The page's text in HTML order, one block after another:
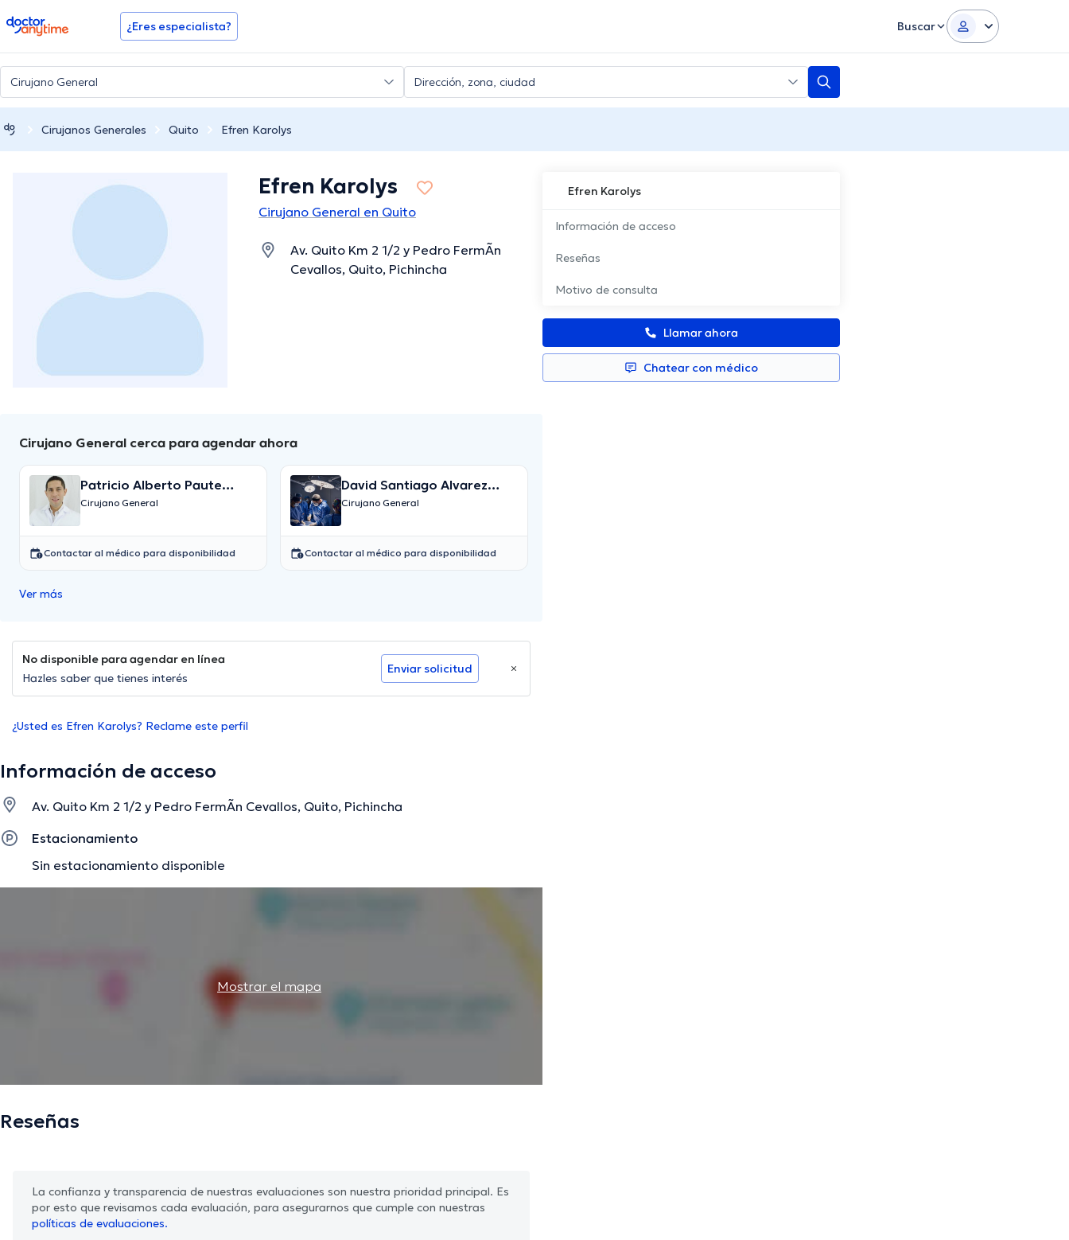
doctoranytime ¿Eres especialista? Buscar
Cirujanos Generales Quito Efren Karolys
Efren Karolys
Información de acceso
Reseñas
Motivo de consulta
Llamar ahora
Chatear con médico
Efren Karolys
Cirujano General en Quito
Av. Quito Km 2 1/2 y Pedro FermÃ­n
Cevallos, Quito, Pichincha
Cirujano General cerca para agendar ahora
Patricio Alberto Paute
Vallejo
Cirujano General
Contactar al médico para disponibilidad
David Santiago Alvarez
Gahona
Cirujano General
Contactar al médico para disponibilidad
Ver más
No disponible para agendar en línea
Hazles saber que tienes interés
Enviar solicitud
¿Usted es Efren Karolys? Reclame este perfil
Información de acceso
Av. Quito Km 2 1/2 y Pedro FermÃ­n Cevallos, Quito, Pichincha
Estacionamiento
Sin estacionamiento disponible
Mostrar el mapa
Reseñas
La confianza y transparencia de nuestras evaluaciones son nuestra prioridad principal. Es
por esto que revisamos cada evaluación, para asegurarnos que cumple con nuestras
políticas de evaluaciones.